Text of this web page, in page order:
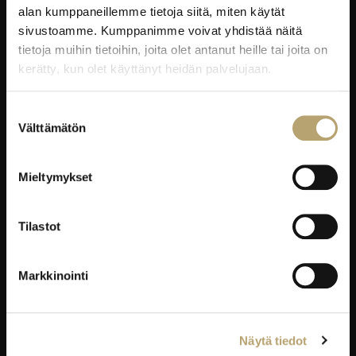
alan kumppaneillemme tietoja siitä, miten käytät
sivustoamme. Kumppanimme voivat yhdistää näitä
tietoja muihin tietoihin, joita olet antanut heille tai joita on
kerätty, kun olet käyttänyt heidän palvelujaan.
valinta
Välttämätön
Mieltymykset
Tilastot
Markkinointi
Näytä tiedot
Kokous-, koulutus- ja juhlapalvelut
Oiva-raportit
YRITYKSILLE
Työelämäpalvelut
EDUKO